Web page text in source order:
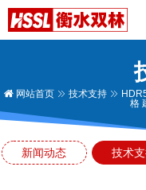
网站首页 技术支持
格
新闻动态 技术